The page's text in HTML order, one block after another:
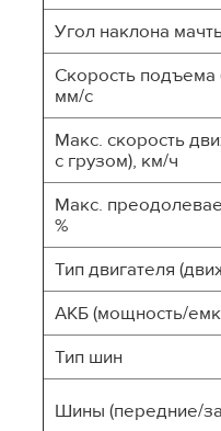
Угол наклона
Скорость подъема
мм/с
Макс. скорость
с грузом), км/ч
Макс.
%
Тип двигателя
АКБ (мощность/
Тип шин
Шины (передние/